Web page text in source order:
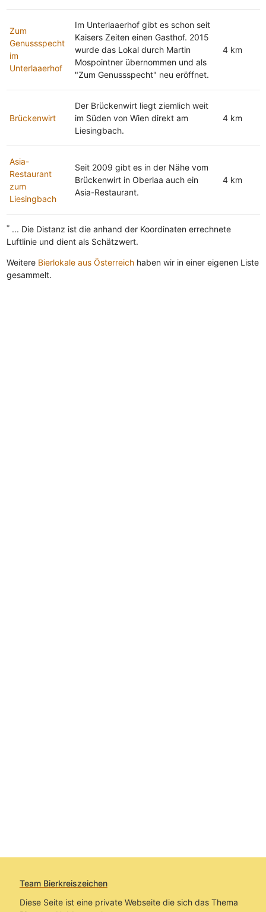
Zum
Genussspecht
im
Unterlaaerhof
Im Unterlaaerhof gibt es schon seit
Kaisers Zeiten einen Gasthof. 2015
wurde das Lokal durch Martin
Mospointner übernommen und als
"Zum Genussspecht" neu eröffnet.
4 km
Brückenwirt
Der Brückenwirt liegt ziemlich weit
im Süden von Wien direkt am
Liesingbach.
4 km
Asia-
Restaurant
zum
Liesingbach
Seit 2009 gibt es in der Nähe vom
Brückenwirt in Oberlaa auch ein
Asia-Restaurant.
4 km
*... Die Distanz ist die anhand der Koordinaten errechnete
Luftlinie und dient als Schätzwert.
Weitere Bierlokale aus Österreichhaben wir in einer eigenen Liste
gesammelt.
Team Bierkreiszeichen
Diese Seite ist eine private Webseite die sich das Thema